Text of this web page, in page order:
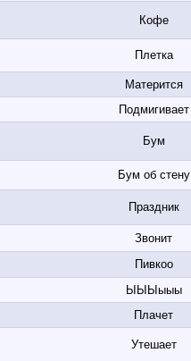
Кофе
Плетка
Матерится
Подмигивает
Бум
Бум об стену
Праздник
Звонит
Пивкоо
ЫЫЫыыы
Плачет
Утешает